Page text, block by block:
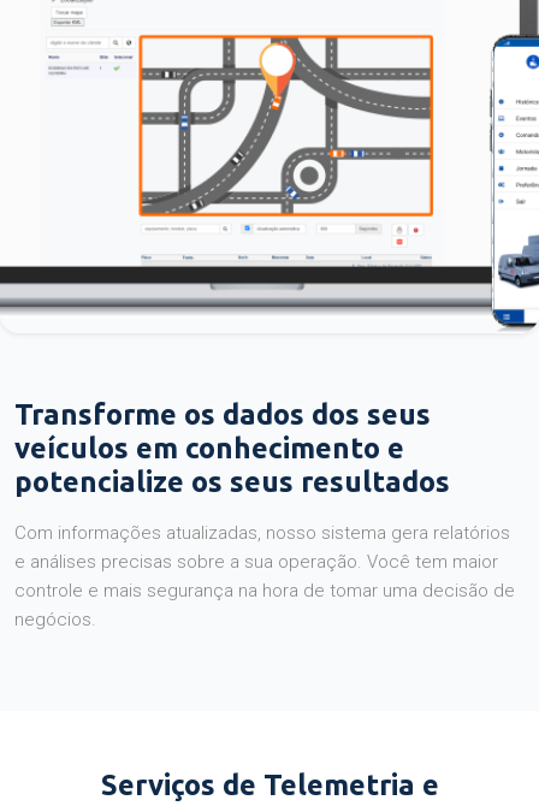
Transforme os dados dos seus
veículos em conhecimento e
potencialize os seus resultados
Com informações atualizadas, nosso sistema gera relatórios
e análises precisas sobre a sua operação. Você tem maior
controle e mais segurança na hora de tomar uma decisão de
negócios.
Serviços de Telemetria e